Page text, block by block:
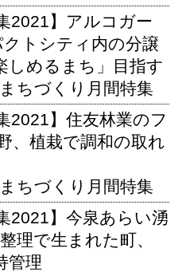
2021】アルコガー
トシティ内の分譲
しめるまち」目指す
まちづくり月間特集
2021】住友林業のフ
、植栽で調和の取れ
まちづくり月間特集
2021】今泉あらい湧
理で生まれた町、
管理